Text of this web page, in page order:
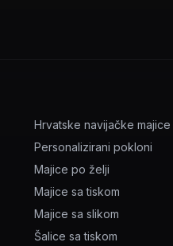
Hrvatske navijačke majice
Personalizirani pokloni
Majice po želji
Majice sa tiskom
Majice sa slikom
Šalice sa tiskom